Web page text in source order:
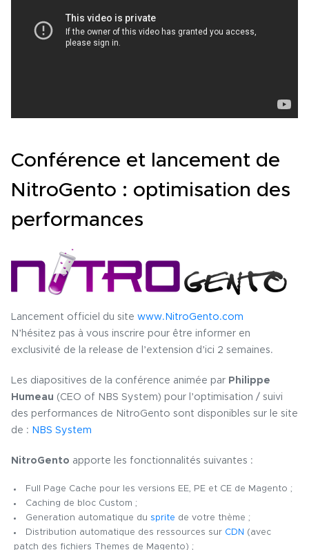
Conférence et lancement de
NitroGento : optimisation des
performances
Lancement officiel du site www.NitroGento.com
N’hésitez pas à vous inscrire pour être informer en
exclusivité de la release de l’extension d’ici 2 semaines.
Les diapositives de la conférence animée par Philippe
Humeau (CEO of NBS System) pour l’optimisation / suivi
des performances de NitroGento sont disponibles sur le site
de : NBS System
NitroGento apporte les fonctionnalités suivantes :
Full Page Cache pour les versions EE, PE et CE de Magento ;
Caching de bloc Custom ;
Generation automatique du sprite de votre thème ;
Distribution automatique des ressources sur CDN (avec
patch des fichiers Themes de Magento) ;